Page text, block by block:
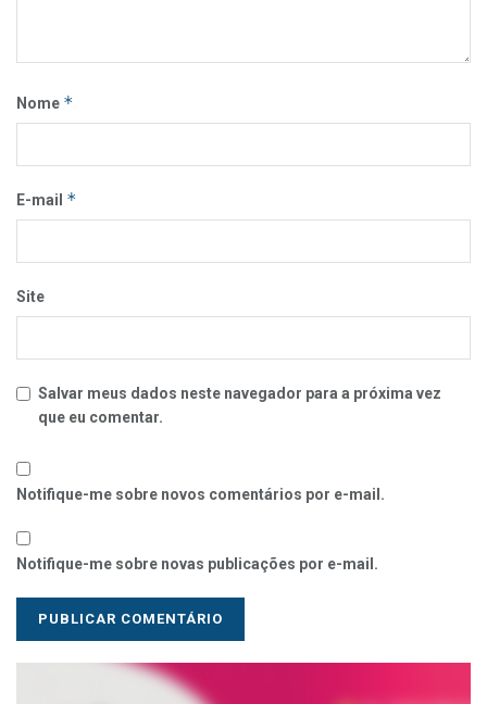
Nome *
E-mail *
Site
Salvar meus dados neste navegador para a próxima vez
que eu comentar.
Notifique-me sobre novos comentários por e-mail.
Notifique-me sobre novas publicações por e-mail.